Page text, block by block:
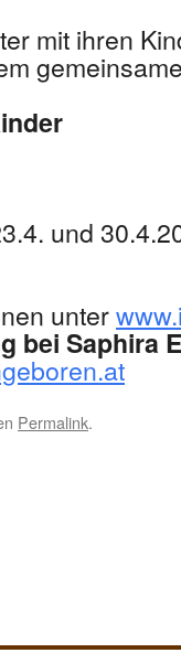
mit ihren
und
unter
bei Saphira
Permalink.